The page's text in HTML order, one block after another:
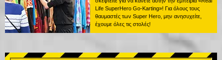
Life SuperHero Go-Karting»! Για όλους τους
θαυμαστές των Super Hero, μην ανησυχείτε,
έχουμε όλες τις στολές!